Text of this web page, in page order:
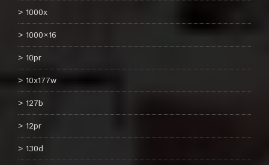
1000x
1000×16
10pr
10x177w
127b
12pr
130d